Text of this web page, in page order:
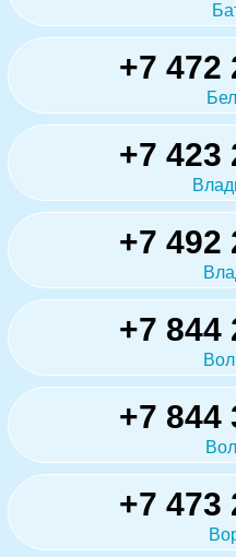
+7 472
+7 423
+7 492
+7 844
+7 844
+7 473